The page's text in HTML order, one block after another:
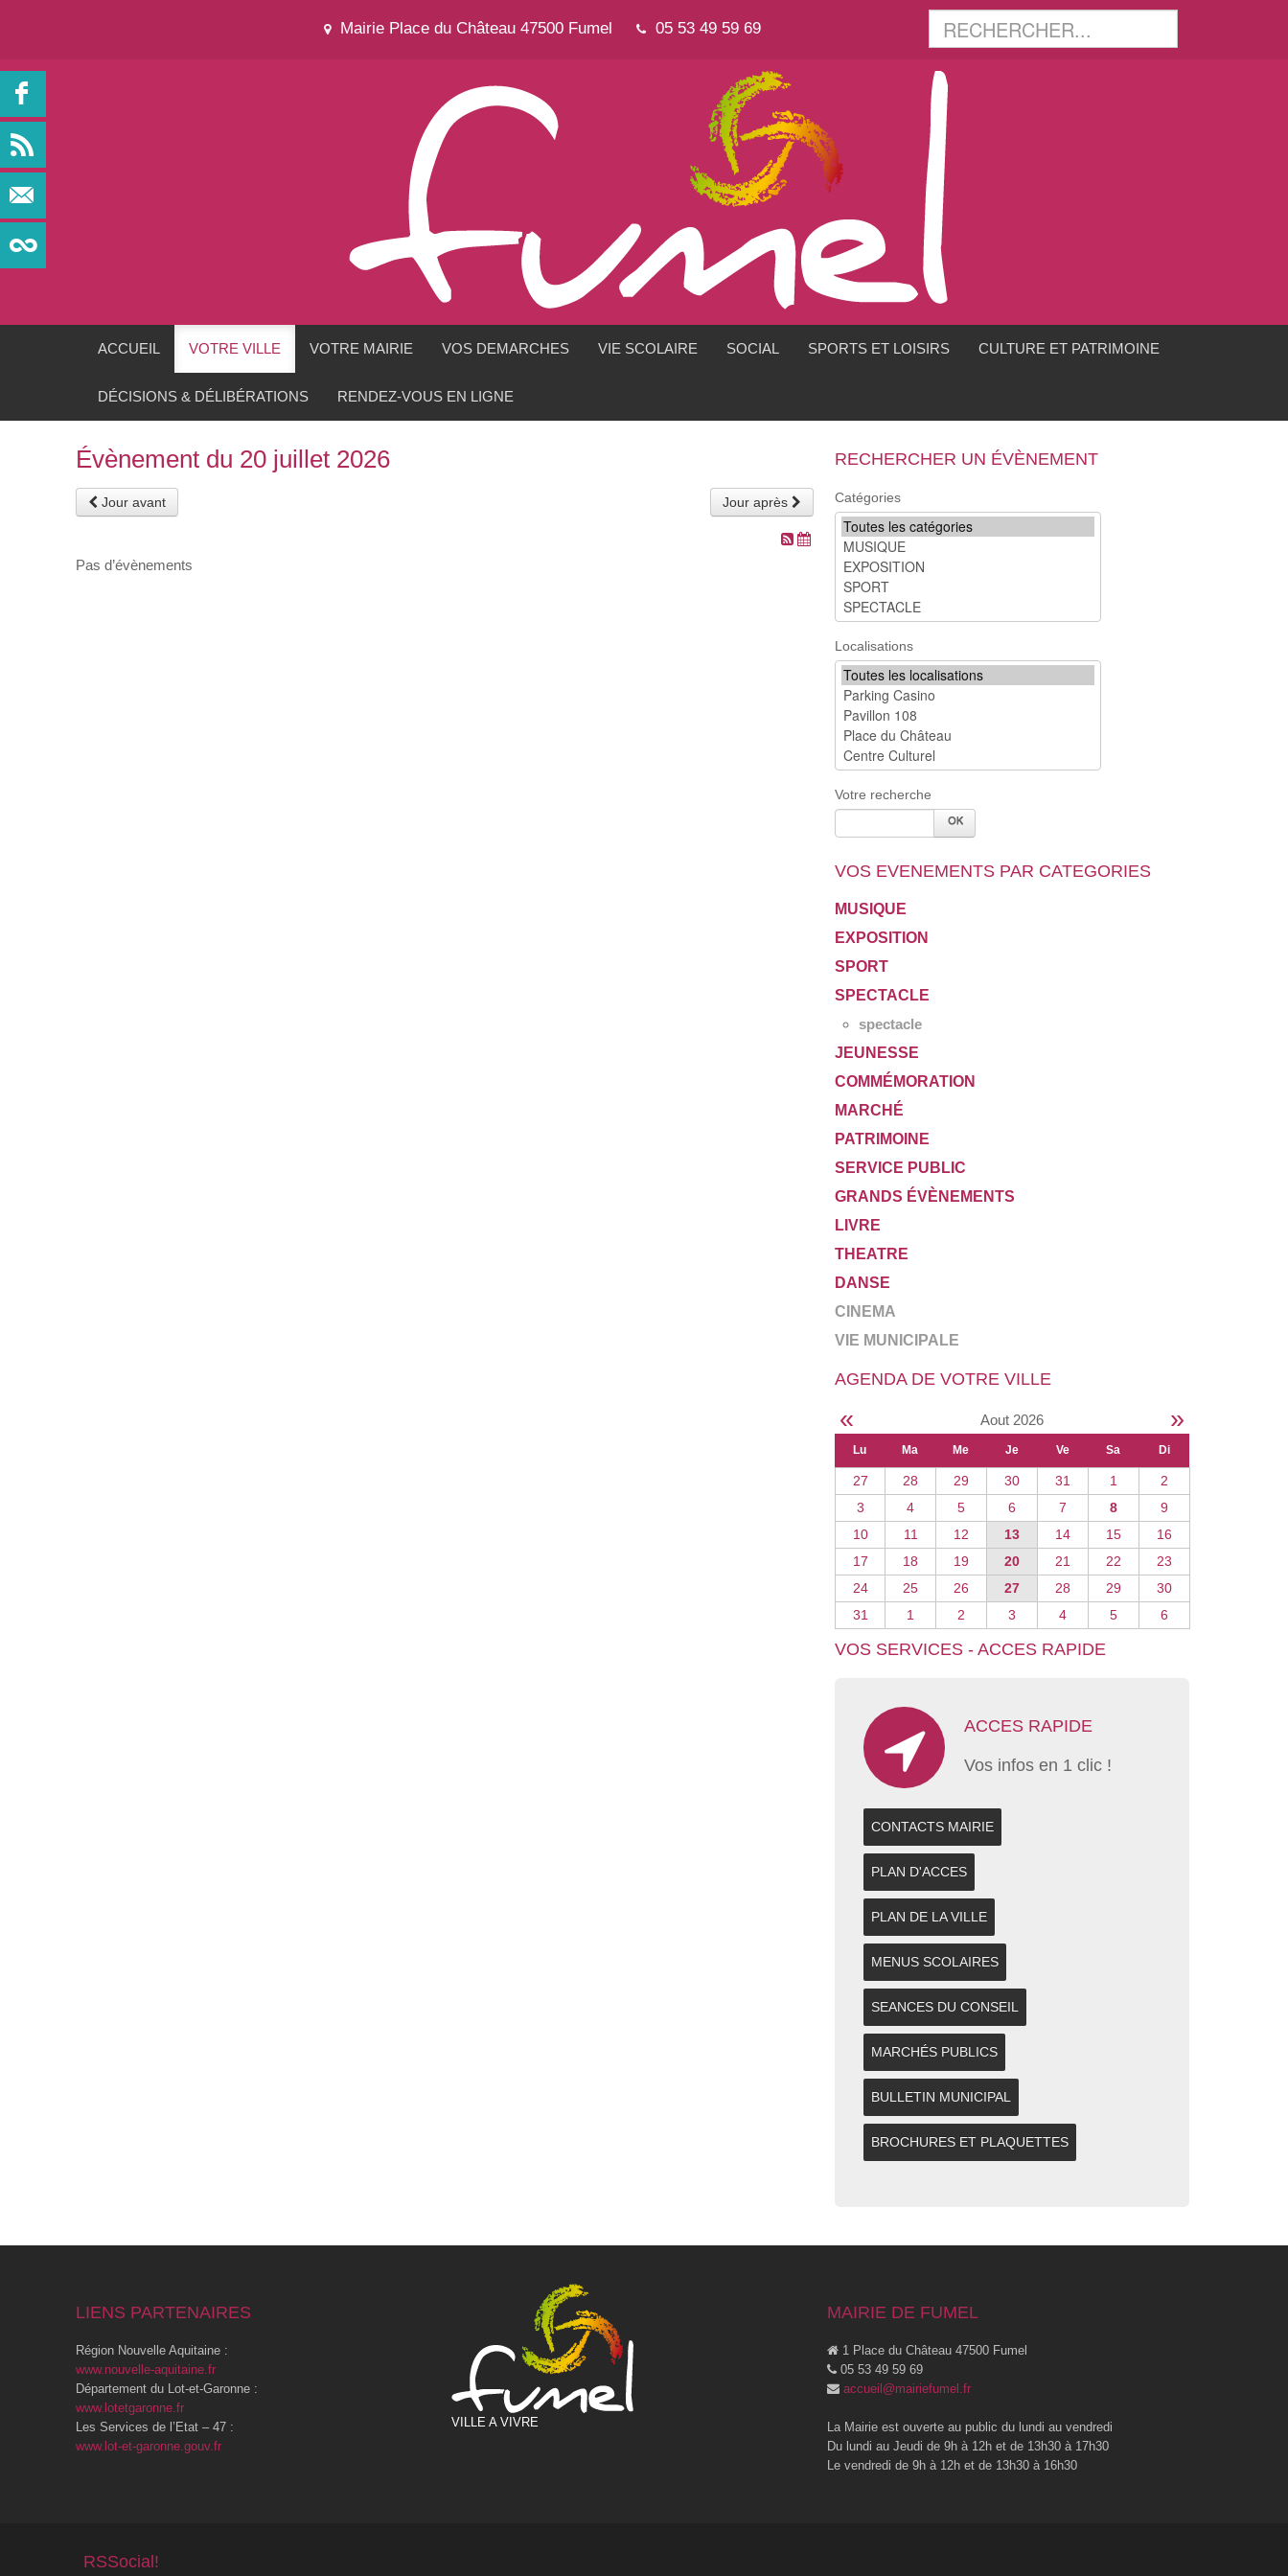
Mairie Place du Château 47500 Fumel 05 53 49 59 69
ACCUEIL VOTRE VILLE VOTRE MAIRIE VOS DEMARCHES VIE SCOLAIRE SOCIAL SPORTS ET LOISIRS CULTURE ET PATRIMOINE
DÉCISIONS & DÉLIBÉRATIONS RENDEZ-VOUS EN LIGNE
Évènement du 20 juillet 2026
Jour avant Jour après
Pas d’évènements
RECHERCHER UN ÉVÈNEMENT
Catégories
Localisations
Votre recherche
VOS EVENEMENTS PAR CATEGORIES
MUSIQUE
EXPOSITION
SPORT
SPECTACLE
spectacle
JEUNESSE
COMMÉMORATION
MARCHÉ
PATRIMOINE
SERVICE PUBLIC
GRANDS ÉVÈNEMENTS
LIVRE
THEATRE
DANSE
CINEMA
VIE MUNICIPALE
AGENDA DE VOTRE VILLE
« Aout 2026 »
Lu Ma Me Je Ve Sa Di
27 28 29 30 31 1
2
3
4 5 6 7 8
9
10
11 12 13 14 15
16
17
18 19 20 21 22
23
24
25 26 27 28 29
30
31
1 2 3 4 5 6
VOS SERVICES - ACCES RAPIDE
ACCES RAPIDE
Vos infos en 1 clic !
CONTACTS MAIRIE
PLAN D'ACCES
PLAN DE LA VILLE
MENUS SCOLAIRES
SEANCES DU CONSEIL
MARCHÉS PUBLICS
BULLETIN MUNICIPAL
BROCHURES ET PLAQUETTES
LIENS PARTENAIRES
Région Nouvelle Aquitaine :
www.nouvelle-aquitaine.fr
Département du Lot-et-Garonne :
www.lotetgaronne.fr
Les Services de l’Etat – 47 :
www.lot-et-garonne.gouv.fr
VILLE A VIVRE
MAIRIE DE FUMEL
1 Place du Château 47500 Fumel
05 53 49 59 69
accueil@mairiefumel.fr
La Mairie est ouverte au public du lundi au vendredi
Du lundi au Jeudi de 9h à 12h et de 13h30 à 17h30
Le vendredi de 9h à 12h et de 13h30 à 16h30
RSSocial!